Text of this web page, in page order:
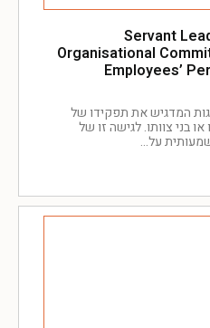
Servant
Organisational
Employees’
המדגיש את תפקידו של
בני צוותו. לגישה זו של
על